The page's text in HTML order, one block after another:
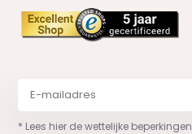
* Lees hier de wettelijke beperkingen